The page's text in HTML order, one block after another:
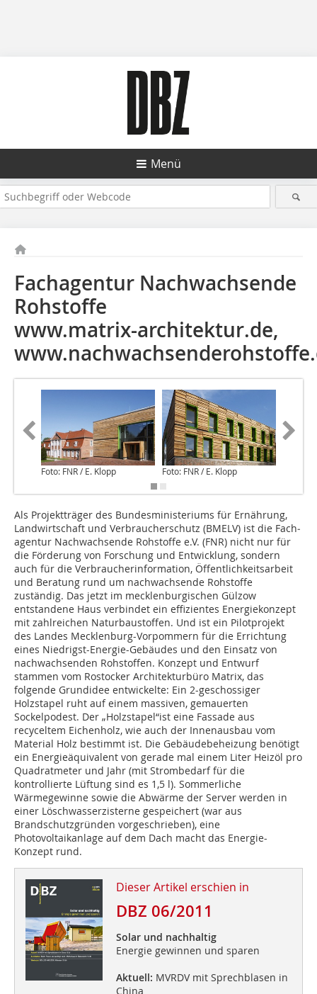
Menü
Fachagentur Nachwachsende
Rohstoffe
www.matrix-architektur.de,
Foto: FNR / E. Klopp Foto: FNR / E. Klopp
Als Projektträger des Bundesministeriums für Ernährung,
Landwirtschaft und Verbraucherschutz (BMELV) ist die Fach­
agentur Nachwachsende Rohstoffe e.V. (FNR) nicht nur für
die Förderung von Forschung und Entwicklung, sondern
auch für die Verbraucherinformation, Öffentlichkeitsarbeit
und Beratung rund um nachwachsende Rohstoffe
zuständig. Das jetzt im mecklenburgischen Gülzow
entstandene Haus verbindet ein effizientes Energiekonzept
mit zahlreichen Naturbaustoffen. Und ist ein Pilotprojekt
des Landes Mecklenburg-Vorpommern für die Errichtung
eines Niedrigst-Energie-Gebäudes und den Einsatz von
nachwachsenden Rohstoffen. Konzept und Entwurf
stammen vom Rostocker Architekturbüro Matrix, das
folgende Grundidee entwickelte: Ein 2-geschossiger
Holzstapel ruht auf einem massiven, gemauerten
Sockelpodest. Der „Holzstapel“ist eine Fassade aus
recyceltem Eichenholz, wie auch der Innenausbau vom
Material Holz bestimmt ist. Die Gebäudebeheizung benötigt
ein Energieäquivalent von gerade mal einem Liter Heizöl pro
Quadrat­meter und Jahr (mit Strombedarf für die
kontrollierte Lüftung sind es 1,5 l). Sommerliche
Wärmegewinne sowie die Abwärme der Server werden in
einer Löschwasserzisterne gespeichert (war aus
Brandschutzgründen vorgeschrieben), eine
Photovoltaikanlage auf dem Dach macht das Energie-
Konzept rund.
Dieser Artikel erschien in
DBZ 06/2011
Solar und nachhaltig
Energie gewinnen und sparen
Aktuell: MVRDV mit Sprechblasen in
China